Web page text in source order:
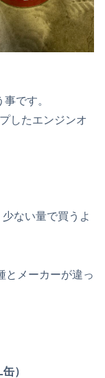
です。
したエンジンオ
ない量で買うよ
とメーカーが違っ
）